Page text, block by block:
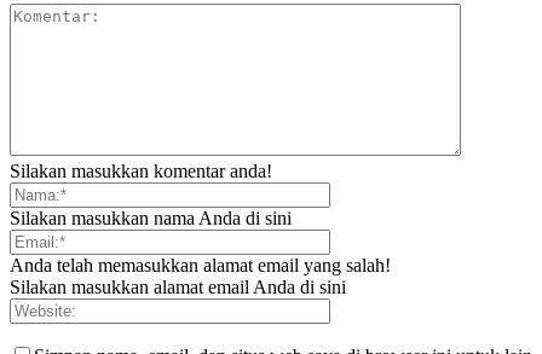
Silakan masukkan komentar anda!
Silakan masukkan nama Anda di sini
Anda telah memasukkan alamat email yang salah!
Silakan masukkan alamat email Anda di sini